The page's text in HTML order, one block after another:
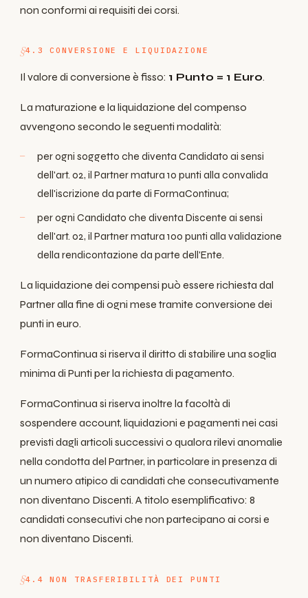
non conformi ai requisiti dei corsi.
4.3 CONVERSIONE E LIQUIDAZIONE
Il valore di conversione è fisso: 1 Punto = 1 Euro.
La maturazione e la liquidazione del compenso
avvengono secondo le seguenti modalità:
per ogni soggetto che diventa Candidato ai sensi
dell'art. 02, il Partner matura 10 punti alla convalida
dell'iscrizione da parte di FormaContinua;
per ogni Candidato che diventa Discente ai sensi
dell'art. 02, il Partner matura 100 punti alla validazione
della rendicontazione da parte dell'Ente.
La liquidazione dei compensi può essere richiesta dal
Partner alla fine di ogni mese tramite conversione dei
punti in euro.
FormaContinua si riserva il diritto di stabilire una soglia
minima di Punti per la richiesta di pagamento.
FormaContinua si riserva inoltre la facoltà di
sospendere account, liquidazioni e pagamenti nei casi
previsti dagli articoli successivi o qualora rilevi anomalie
nella condotta del Partner, in particolare in presenza di
un numero atipico di candidati che consecutivamente
non diventano Discenti. A titolo esemplificativo: 8
candidati consecutivi che non partecipano ai corsi e
non diventano Discenti.
4.4 NON TRASFERIBILITÀ DEI PUNTI